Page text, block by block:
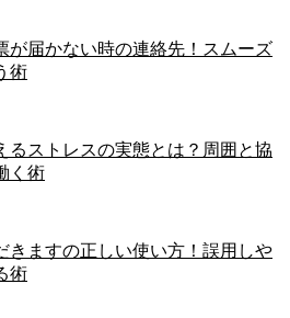
が届かない時の連絡先！スムーズ
術
るストレスの実態とは？周囲と協
く術
きますの正しい使い方！誤用しや
術